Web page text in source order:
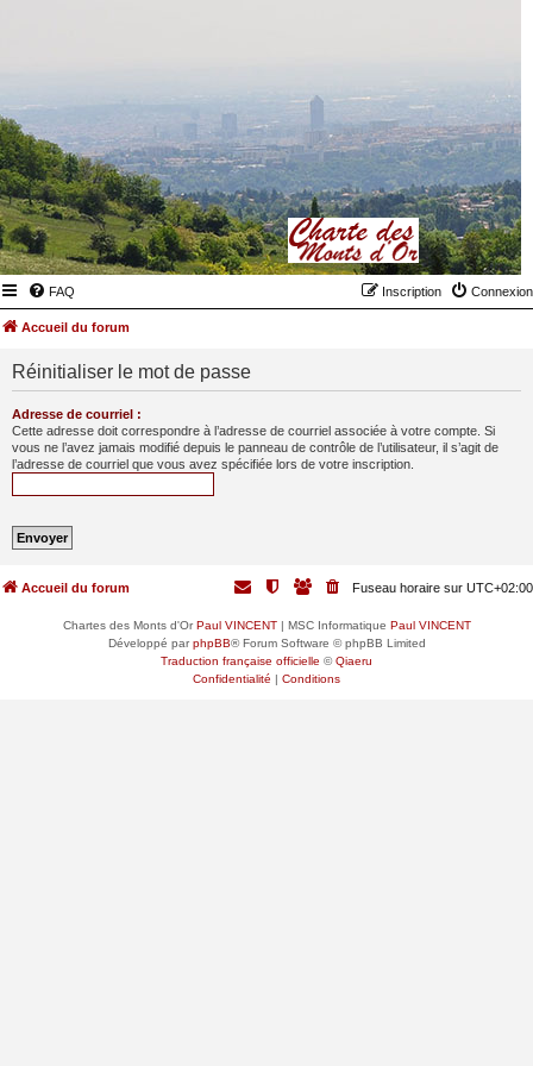
FAQ Connexion
Inscription
Accueil du forum
Réinitialiser le mot de passe
Adresse de courriel :
Cette adresse doit correspondre à l’adresse de courriel associée à votre compte. Si
vous ne l’avez jamais modifié depuis le panneau de contrôle de l’utilisateur, il s’agit de
l’adresse de courriel que vous avez spécifiée lors de votre inscription.
Accueil du forum Fuseau horaire sur UTC+02:00
Chartes des Monts d'OrPaul VINCENT| MSC Informatique Paul VINCENT
Développé parphpBB® Forum Software © phpBB Limited
Traduction française officielle ©Qiaeru
Confidentialité | Conditions